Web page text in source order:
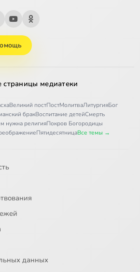
страницы медиатеки
Великий постПостМолитваЛитургияБог
бракВоспитание детейСмерть
нужна религияПокров Богородицы
ПятидесятницаВсе темы →
данных